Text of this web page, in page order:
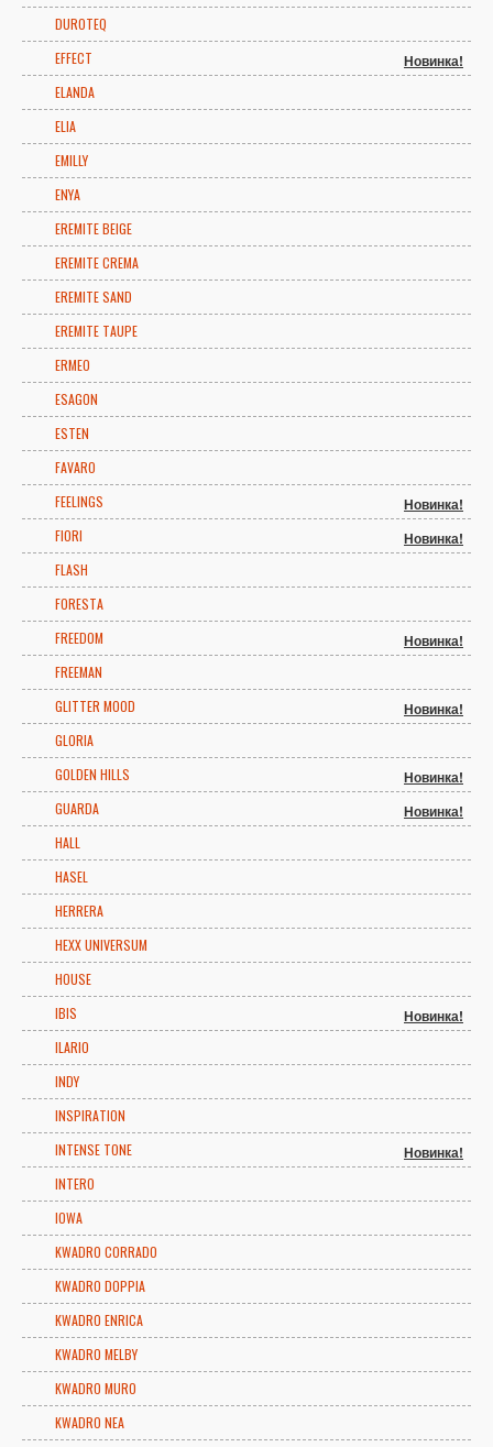
DUROTEQ
EFFECT
Новинка!
ELANDA
ELIA
EMILLY
ENYA
EREMITE BEIGE
EREMITE CREMA
EREMITE SAND
EREMITE TAUPE
ERMEO
ESAGON
ESTEN
FAVARO
FEELINGS
Новинка!
FIORI Новинка!
FLASH
FORESTA
FREEDOM
Новинка!
FREEMAN
GLITTER MOOD
Новинка!
GLORIA
GOLDEN HILLS
Новинка!
GUARDA Новинка!
HALL
HASEL
HERRERA
HEXX UNIVERSUM
HOUSE
IBIS
Новинка!
ILARIO
INDY
INSPIRATION
INTENSE TONE
Новинка!
INTERO
IOWA
KWADRO CORRADO
KWADRO DOPPIA
KWADRO ENRICA
KWADRO MELBY
KWADRO MURO
KWADRO NEA